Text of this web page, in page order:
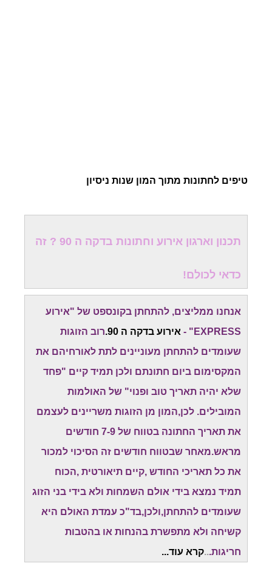
טיפים לחתונות מתוך המון שנות ניסיון
תכנון וארגון אירוע וחתונות בדקה ה 90 ? זה
כדאי לכולם!
אנחנו ממליצים, להתחתן בקונספט של "אירוע
EXPRESS" -
אירוע בדקה ה 90.
רוב הזוגות
שעומדים להתחתן מעוניינים לתת לאורחיהם את
המקסימום ביום חתונתם ולכן תמיד קיים "פחד
שלא יהיה תאריך טוב ופנוי" של האולמות
המובילים. לכן,המון מן הזוגות משריינים לעצמם
את תאריך החתונה בטווח של 7-9 חודשים
מראש.מאחר שבטווח חודשים זה הסיכוי למכור
את כל תאריכי החודש ,קיים תיאורטית ,הכוח
תמיד נמצא בידי אולם השמחות ולא בידי בני הזוג
שעומדים להתחתן,ולכן,בד"כ עמדת האולם היא
קשיחה ולא מתפשרת בהנחות או בהטבות
חריגות...קרא עוד...